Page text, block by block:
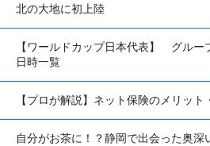
北の大地に初上陸
【ワールドカップ日本代表】 グル
日時一覧
【プロが解説】ネット保険のメリット
自分がお茶に！？静岡で出会った奥深